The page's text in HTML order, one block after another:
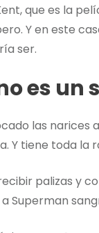
que es la
Y en este
ser.
es un
las narices
Y tiene toda la
palizas y
Superman